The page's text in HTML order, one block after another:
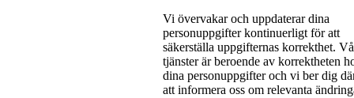
Vi övervakar och uppdaterar dina
personuppgifter kontinuerligt för att
säkerställa uppgifternas korrekthet.
tjänster är beroende av korrektheten
dina personuppgifter och vi ber dig
att informera oss om relevanta